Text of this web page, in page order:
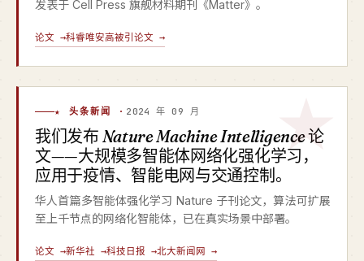
发表于 Cell Press 旗舰材料期刊《Matter》。
论文 →科睿唯安高被引论文 →
★ 头条新闻 · 2024 年 09 月
我们发布 Nature Machine Intelligence论
文——大规模多智能体网络化强化学习，
应用于疫情、智能电网与交通控制。
华人首篇多智能体强化学习 Nature 子刊论文，算法可扩展
至上千节点的网络化智能体，已在真实场景中部署。
论文 →新华社 →科技日报 →北大新闻网 →